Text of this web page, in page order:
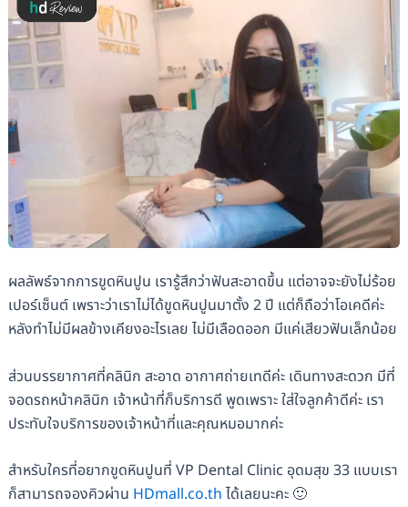
ผลลัพธ์จากการขูดหินปูน เรารู้สึกว่าฟันสะอาดขึ้น แต่อาจจะยังไม่ร้อย
เปอร์เซ็นต์ เพราะว่าเราไม่ได้ขูดหินปูนมาตั้ง 2 ปี แต่ก็ถือว่าโอเคดีค่ะ
หลังทำไม่มีผลข้างเคียงอะไรเลย ไม่มีเลือดออก มีแค่เสียวฟันเล็กน้อย
ส่วนบรรยากาศที่คลินิก สะอาด อากาศถ่ายเทดีค่ะ เดินทางสะดวก มีที่
จอดรถหน้าคลินิก เจ้าหน้าที่ก็บริการดี พูดเพราะ ใส่ใจลูกค้าดีค่ะ เรา
ประทับใจบริการของเจ้าหน้าที่และคุณหมอมากค่ะ
สำหรับใครที่อยากขูดหินปูนที่ VP Dental Clinic อุดมสุข 33 แบบเรา
ก็สามารถจองคิวผ่าน HDmall.co.th ได้เลยนะคะ 🙂